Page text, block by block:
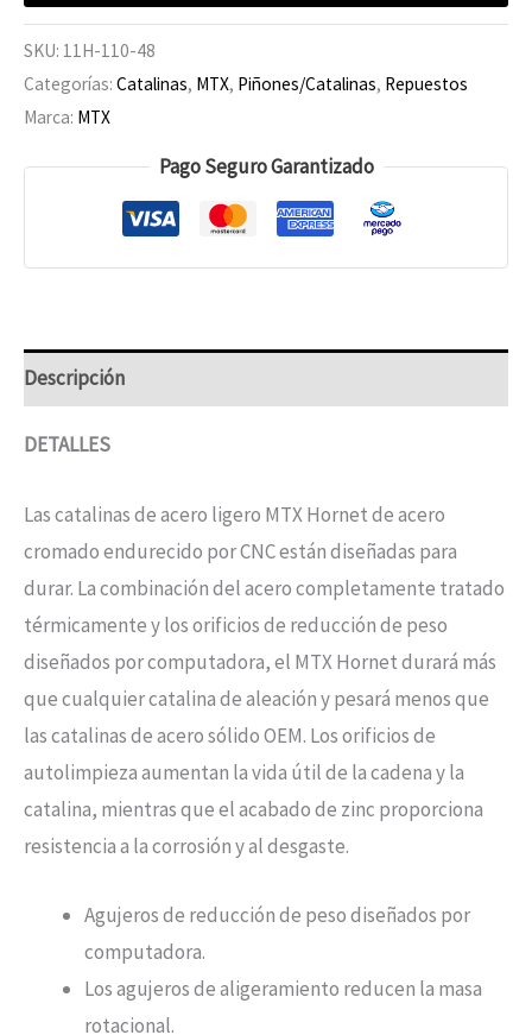
SKU: 11H-110-48
Categorías: Catalinas, MTX, Piñones/Catalinas, Repuestos
Marca: MTX
Pago Seguro Garantizado
Descripción
DETALLES
Las catalinas de acero ligero MTX Hornet de acero
cromado endurecido por CNC están diseñadas para
durar. La combinación del acero completamente tratado
térmicamente y los orificios de reducción de peso
diseñados por computadora, el MTX Hornet durará más
que cualquier catalina de aleación y pesará menos que
las catalinas de acero sólido OEM. Los orificios de
autolimpieza aumentan la vida útil de la cadena y la
catalina, mientras que el acabado de zinc proporciona
resistencia a la corrosión y al desgaste.
Agujeros de reducción de peso diseñados por
computadora.
Los agujeros de aligeramiento reducen la masa
rotacional.